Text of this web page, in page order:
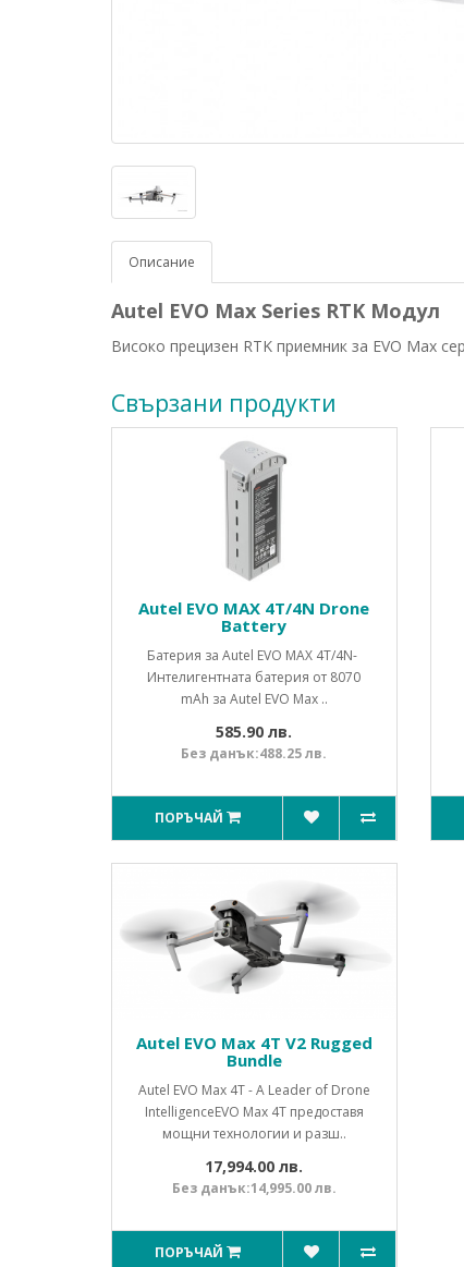
Описание
Autel EVO Max Series RTK Модул
Високо прецизен RTK приемник за EVO Max
Свързани продукти
Autel EVO MAX 4T/4N Drone
Battery
Батерия за Autel EVO MAX 4T/4N-
Интелигентната батерия от 8070
mAh за Autel EVO Max ..
585.90 лв.
Без данък:488.25 лв.
ПОРЪЧАЙ
Autel EVO Max 4T V2 Rugged
Bundle
Autel EVO Max 4T - A Leader of Drone
Intelligence EVO Max 4T предоставя
мощни технологии и разш..
17,994.00 лв.
Без данък:14,995.00 лв.
ПОРЪЧАЙ